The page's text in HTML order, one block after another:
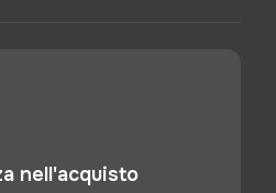
nell'acquisto